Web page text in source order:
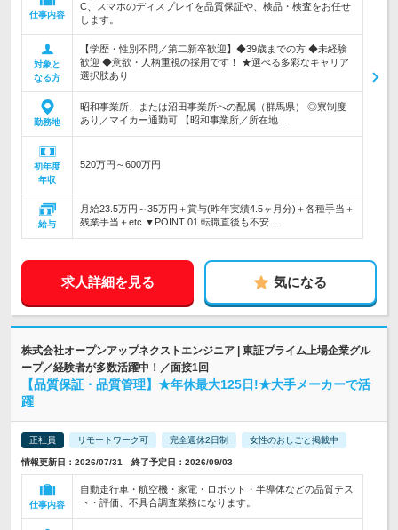
仕事内容
C、スマホのディスプレイを品質保証や、検品・検査をお任せ
します。
対象と
なる方
【学歴・性別不問／第二新卒歓迎】◆39歳までの方 ◆未経験
歓迎 ◆意欲・人柄重視の採用です！ ★選べる多彩なキャリア
選択肢あり
勤務地
昭和事業所、または沼田事業所への配属（群馬県） ◎寮制度
あり／マイカー通勤可 【昭和事業所／所在地…
初年度
年収
520万円～600万円
給与
月給23.5万円～35万円＋賞与(昨年実績4.5ヶ月分)＋各種手当＋
残業手当＋etc ▼POINT 01 転職直後も不安…
求人詳細を見る 気になる
株式会社オープンアップネクストエンジニア | 東証プライム上場企業グル
ープ／経験者が多数活躍中！／面接1回
【品質保証・品質管理】★年休最大125日!★大手メーカーで活
躍
正社員 リモートワーク可 完全週休2日制 女性のおしごと掲載中
情報更新日：2026/07/31 終了予定日：2026/09/03
仕事内容
自動走行車・航空機・家電・ロボット・半導体などの品質テス
ト・評価、不具合調査業務になります。